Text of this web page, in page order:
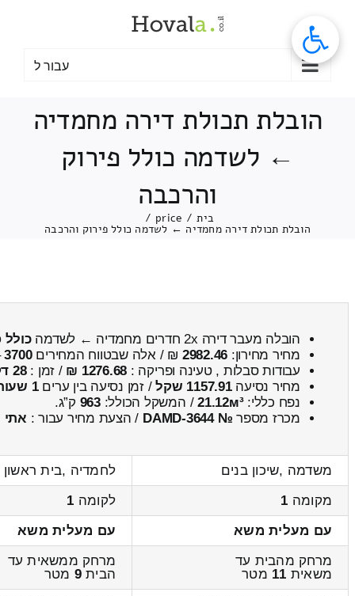
עבור ל
הובלת תכולת דירה מחמדיה
← לשדמה כולל פירוק
והרכבה
בית /
price
/
הובלת תכולת דירה מחמדיה ← לשדמה כולל פירוק והרכבה
הובלה מעבר דירה 2x חדרים מחמדיה ← לשדמה
כולל
מחיר מחירון: 2982.46 ₪ / אלה שבטווח המחירים3700
עבודות סבלות , טעינה ופריקה : 1276.68 ₪ / זמן :28 דקות 34 שניות
מחיר נסיעה1157.91 שקל / זמן נסיעה בין ערים1 שעות , 25 דקות
נפח כללי:21.12м³/ המשקל הכולל:963 ק”ג.
מכרז מספר № DAMD-3644 / הצעת מחיר עבור : אתי
משדמה ,שיכון בנים
לחמדיה ,בית ראשון
מקומה 1 לקומה 1
עם מעלית משא
עם מעלית משא
מרחק מהבית עד
משאית 11 מטר
מרחק ממשאית עד
הבית9 מטר